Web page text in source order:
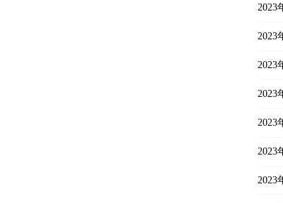
2023
2023
2023
2023
2023
2023
2023